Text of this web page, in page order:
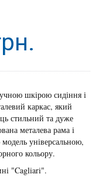
шкірою сидіння і
каркас, який
стильний та дуже
металева рама і
універсальною,
кольору.
"Cagliari".